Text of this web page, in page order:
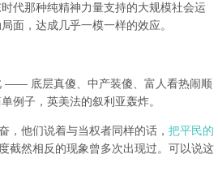
代那种纯精神力量支持的大规模社会运
面，达成几乎一模一样的效应。
—— 底层真傻、中产装傻、富人看热闹顺
例子，英美法的叙利亚轰炸。
，他们说着与当权者同样的话， 把平民的
截然相反的现象曾多次出现过。可以说这